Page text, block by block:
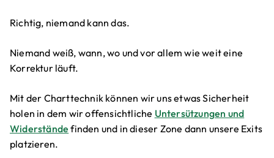
Richtig, niemand kann das.
Niemand weiß, wann, wo und vor allem wie weit eine
Korrektur läuft.
Mit der Charttechnik können wir uns etwas Sicherheit
holen in dem wir offensichtliche Untersützungen und
Widerstände finden und in dieser Zone dann unsere Exits
platzieren.